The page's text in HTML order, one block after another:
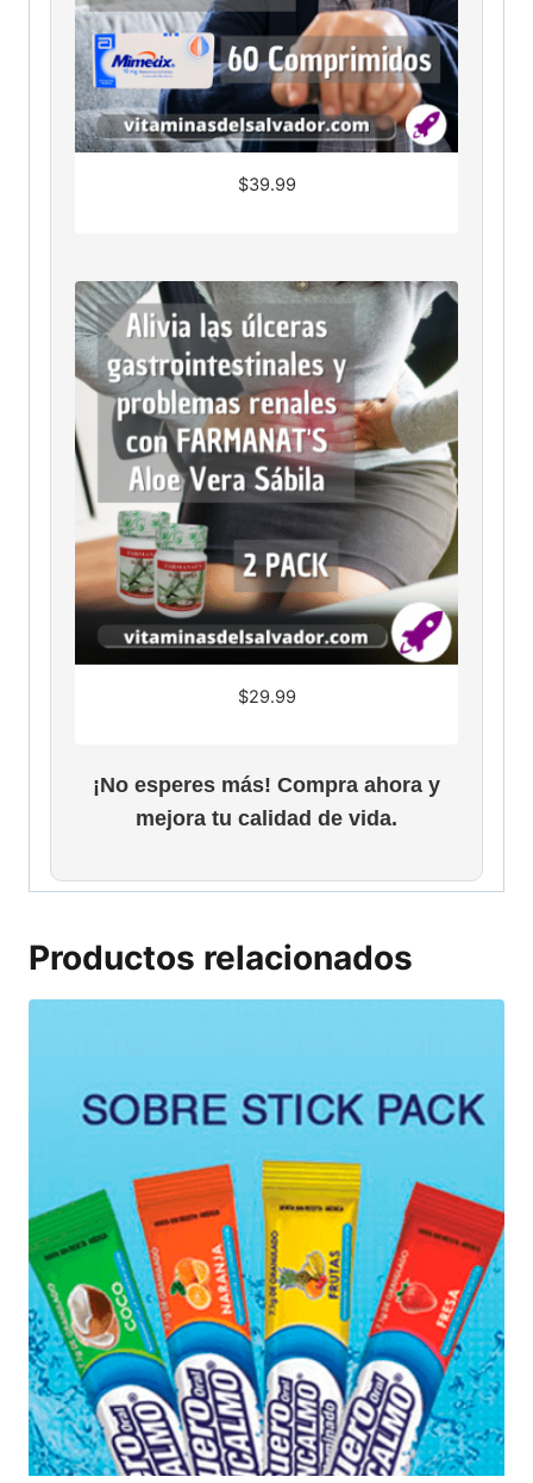
$39.99
$29.99
¡No esperes más! Compra ahora y
mejora tu calidad de vida.
Productos relacionados